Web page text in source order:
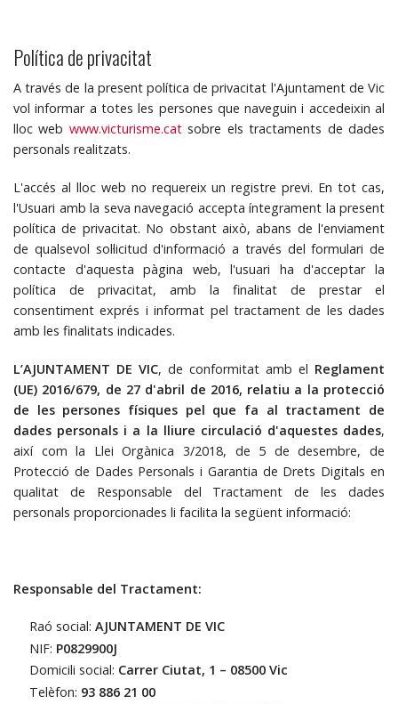
Política de privacitat
A través de la present política de privacitat l'Ajuntament de Vic
vol informar a totes les persones que naveguin i accedeixin al
lloc web www.victurisme.catsobre els tractaments de dades
personals realitzats.
L'accés al lloc web no requereix un registre previ. En tot cas,
l'Usuari amb la seva navegació accepta íntegrament la present
política de privacitat. No obstant això, abans de l'enviament
de qualsevol sol·licitud d'informació a través del formulari de
contacte d'aquesta pàgina web,l'usuari ha d'acceptar la
política de privacitat, amb la finalitat de prestar el
consentiment exprés i informat pel tractament de les dades
amb les finalitats indicades.
L’AJUNTAMENT DE VIC, de conformitat amb el Reglament
(UE) 2016/679, de 27 d'abril de 2016, relatiu a la protecció
de les persones físiques pel que fa al tractament de
dades personals i a la lliure circulació d'aquestes dades,
així com la Llei Orgànica 3/2018, de 5 de desembre, de
Protecció de Dades Personals i Garantia de Drets Digitals en
qualitat de Responsable del Tractament de les dades
personals proporcionades li facilita la següent informació:
Responsable del Tractament:
Raó social: AJUNTAMENT DE VIC
NIF: P0829900J
Domicili social: Carrer Ciutat, 1 – 08500 Vic
Telèfon: 93 886 21 00